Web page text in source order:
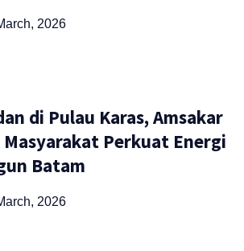
2026
di Pulau Karas, Amsakar
Masyarakat Perkuat Energi
Batam
2026